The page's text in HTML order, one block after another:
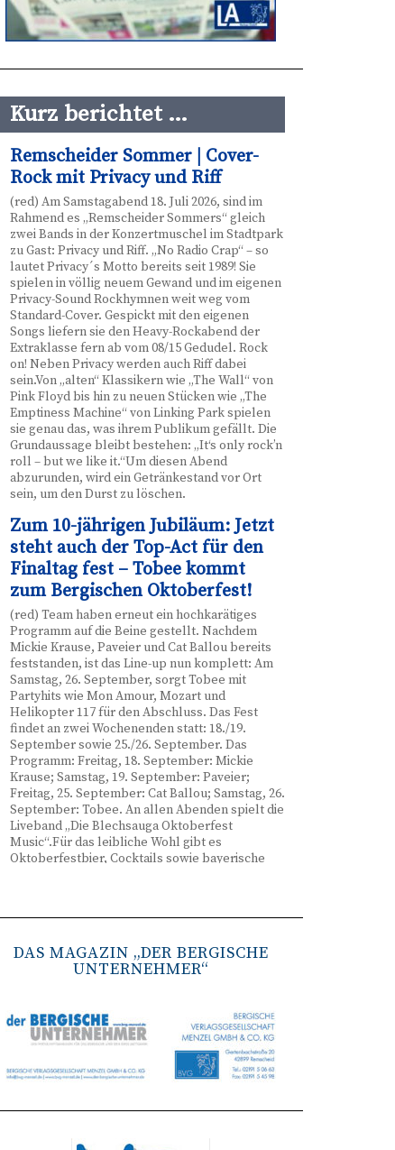
Kurz berichtet …
Remscheider Sommer | Cover-
Rock mit Privacy und Riff
(red) Am Samstagabend 18. Juli 2026, sind im
Rahmend es „Remscheider Sommers“ gleich
zwei Bands in der Konzertmuschel im Stadtpark
zu Gast: Privacy und Riff. „No Radio Crap“ – so
lautet Privacy´s Motto bereits seit 1989! Sie
spielen in völlig neuem Gewand und im eigenen
Privacy-Sound Rockhymnen weit weg vom
Standard-Cover. Gespickt mit den eigenen
Songs liefern sie den Heavy-Rockabend der
Extraklasse fern ab vom 08/15 Gedudel. Rock
on! Neben Privacy werden auch Riff dabei
sein.Von „alten“ Klassikern wie „The Wall“ von
Pink Floyd bis hin zu neuen Stücken wie „The
Emptiness Machine“ von Linking Park spielen
sie genau das, was ihrem Publikum gefällt. Die
Grundaussage bleibt bestehen: „It‘s only rock’n
roll – but we like it.“Um diesen Abend
abzurunden, wird ein Getränkestand vor Ort
sein, um den Durst zu löschen.
Zum 10-jährigen Jubiläum: Jetzt
steht auch der Top-Act für den
Finaltag fest – Tobee kommt
zum Bergischen Oktoberfest!
(red) Team haben erneut ein hochkarätiges
Programm auf die Beine gestellt. Nachdem
Mickie Krause, Paveier und Cat Ballou bereits
feststanden, ist das Line-up nun komplett: Am
Samstag, 26. September, sorgt Tobee mit
Partyhits wie Mon Amour, Mozart und
Helikopter 117 für den Abschluss. Das Fest
findet an zwei Wochenenden statt: 18./19.
September sowie 25./26. September. Das
Programm: Freitag, 18. September: Mickie
Krause; Samstag, 19. September: Paveier;
Freitag, 25. September: Cat Ballou; Samstag, 26.
September: Tobee. An allen Abenden spielt die
Liveband „Die Blechsauga Oktoberfest
Music“.Für das leibliche Wohl gibt es
Oktoberfestbier, Cocktails sowie bayerische
www.bergisches-oktoberfest.de sowie über die
Remscheid stärkt Krisenvorsorge
Remscheid trainieren Krisenstabsarbeit am
Institut der Feuerwehr NRW in Münster.
Wie funktioniert die Zusammenarbeit im
Krisenfall? Welche Entscheidungen müssen
unter Zeitdruck getroffen werden? Und wie
bestmöglich geschützt werden? Mit diesen und
Mitarbeitende der Stadt Remscheid Ende Juni in
DAS MAGAZIN „DER BERGISCHE
UNTERNEHMER“